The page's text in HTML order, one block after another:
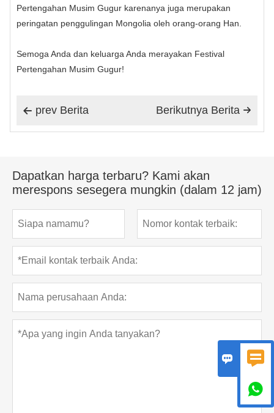
Pertengahan Musim Gugur karenanya juga merupakan
peringatan penggulingan Mongolia oleh orang-orang Han.
Semoga Anda dan keluarga Anda merayakan Festival
Pertengahan Musim Gugur!
 prev Berita 
Berikutnya Berita
Dapatkan harga terbaru? Kami akan
merespons sesegera mungkin (dalam 12 jam)
 
